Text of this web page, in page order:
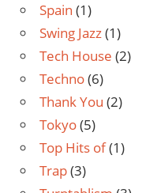
Spain (1)
Swing Jazz(1)
Tech House (2)
Techno(6)
Thank You (2)
Tokyo(5)
Top Hits of(1)
Trap(3)